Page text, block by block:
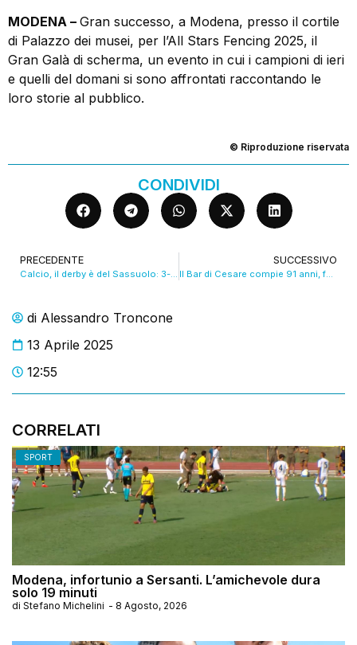
di Alessandro Troncone
13 Aprile 2025
12:55
CORRELATI
SPORT
Modena, infortunio a Sersanti. L’amichevole dura
solo 19 minuti
di Stefano Michelini - 8 Agosto, 2026
MODENA – Gran successo, a Modena, presso il cortile
di Palazzo dei musei, per l’All Stars Fencing 2025, il
Gran Galà di scherma, un evento in cui i campioni di ieri
e quelli del domani si sono affrontati raccontando le
loro storie al pubblico.
© Riproduzione riservata
CONDIVIDI
PRECEDENTE
Calcio, il derby è del Sassuolo: 3-1 al Braglia e serie A in mano
SUCCESSIVO
Il Bar di Cesare compie 91 anni, folla in via Carteria. VIDEO